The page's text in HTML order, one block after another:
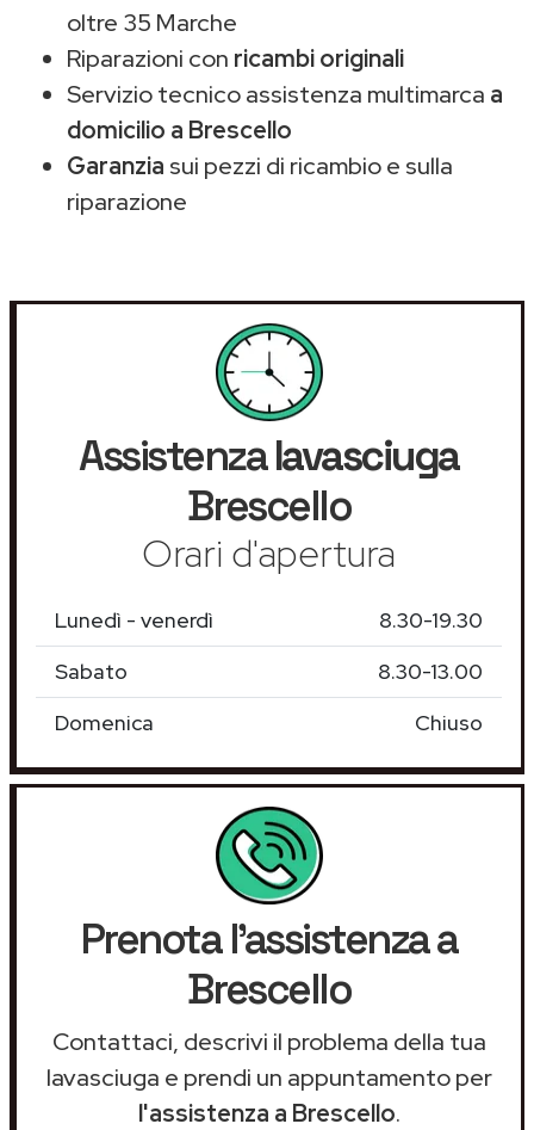
oltre 35 Marche
Riparazioni con ricambi originali
Servizio tecnico assistenza multimarca a
domicilio a Brescello
Garanzia sui pezzi di ricambio e sulla
riparazione
Assistenzalavasciuga
Brescello
Orari d'apertura
Lunedì - venerdì
8.30-19.30
Sabato
8.30-13.00
Domenica
Chiuso
Prenota l'assistenza a
Brescello
Contattaci, descrivi il problema della tua
lavasciuga e prendi un appuntamento per
l'assistenza a Brescello.